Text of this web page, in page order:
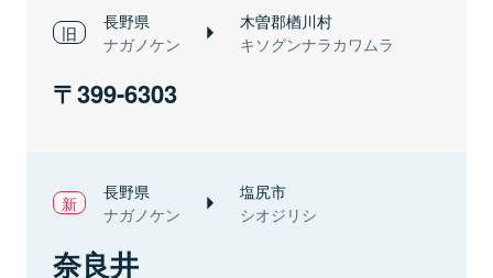
長野県
ナガノケン
木曽郡楢川村
キソグンナラカワムラ
399-6303
長野県
ナガノケン
塩尻市
シオジリシ
奈良井